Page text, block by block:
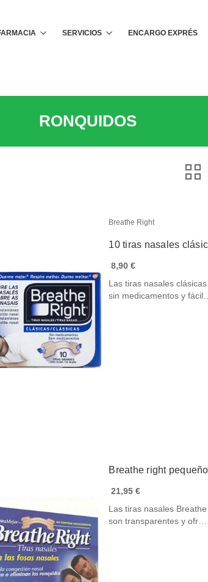
SERVICIOS ENCARGO EXPRÉS
RONQUIDOS
Breathe Right
10 tiras nasales
8,90 €
Las tiras nasales
sin medicamentos y fácil…
Breathe right
21,95 €
Las tiras nasales
son transparentes y ofr…